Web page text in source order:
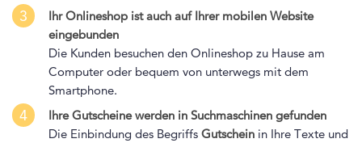
3
Ihr Onlineshop ist auch auf Ihrer mobilen Website
eingebunden
Die Kunden besuchen den Onlineshop zu Hause am
Computer oder bequem von unterwegs mit dem
Smartphone.
4
Ihre Gutscheine werden in Suchmaschinen gefunden
Die Einbindung des Begriffs Gutschein in Ihre Texte und